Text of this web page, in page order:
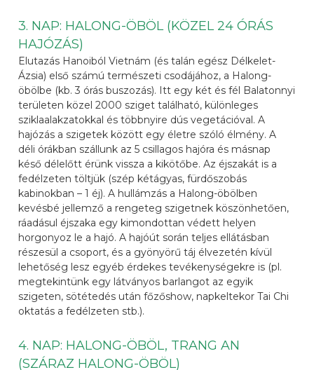
3. NAP: HALONG-ÖBÖL (KÖZEL 24 ÓRÁS
HAJÓZÁS)
Elutazás Hanoiból Vietnám (és talán egész Délkelet-
Ázsia) első számú természeti csodájához, a Halong-
öbölbe (kb. 3 órás buszozás). Itt egy két és fél Balatonnyi
területen közel 2000 sziget található, különleges
sziklaalakzatokkal és többnyire dús vegetációval. A
hajózás a szigetek között egy életre szóló élmény. A
déli órákban szállunk az 5 csillagos hajóra és másnap
késő délelőtt érünk vissza a kikötőbe. Az éjszakát is a
fedélzeten töltjük (szép kétágyas, fürdőszobás
kabinokban – 1 éj). A hullámzás a Halong-öbölben
kevésbé jellemző a rengeteg szigetnek köszönhetően,
ráadásul éjszaka egy kimondottan védett helyen
horgonyoz le a hajó. A hajóút során teljes ellátásban
részesül a csoport, és a gyönyörű táj élvezetén kívül
lehetőség lesz egyéb érdekes tevékenységekre is (pl.
megtekintünk egy látványos barlangot az egyik
szigeten, sötétedés után főzőshow, napkeltekor Tai Chi
oktatás a fedélzeten stb.).
4. NAP: HALONG-ÖBÖL, TRANG AN
(SZÁRAZ HALONG-ÖBÖL)